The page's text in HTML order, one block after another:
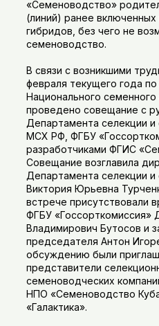
«Семеноводство»
(линий) ранее включенных
гибридов, без чего не
семеноводство.
В связи с возникшими
февраля текущего года по
Национального
проведено совещание с
Департамента селекции
МСХ РФ, ФГБУ
разработчиками ФГИС
Совещание возглавила
Департамента селекции
Виктория Юрьевна
встрече присутствовали
ФГБУ «Госсорткомиссия»
Владимирович Бутосов и
председателя Антон
обсуждению были
представители
семеноводческих
НПО «Семеноводство
«Галактика».